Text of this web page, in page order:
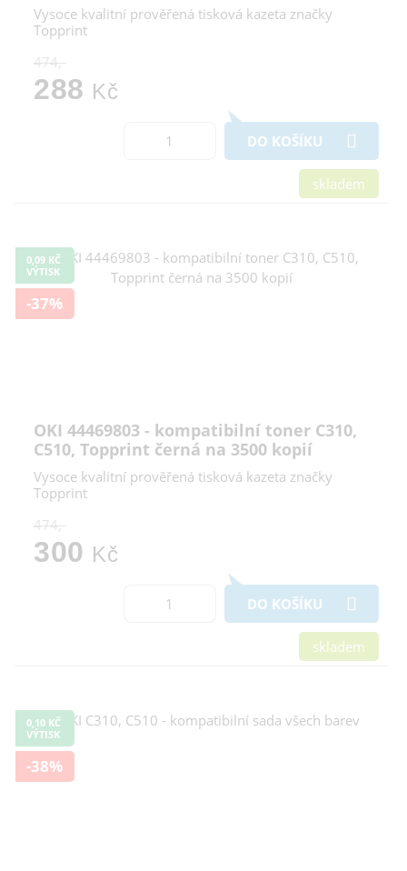
Vysoce kvalitní prověřená tisková kazeta značky
Topprint
474,-
288 Kč
DO KOŠÍKU
skladem
0,09 KČ
VÝTISK
-37%
OKI 44469803 - kompatibilní toner C310,
C510, Topprint černá na 3500 kopií
Vysoce kvalitní prověřená tisková kazeta značky
Topprint
474,-
300 Kč
DO KOŠÍKU
skladem
0,10 KČ
VÝTISK
-38%